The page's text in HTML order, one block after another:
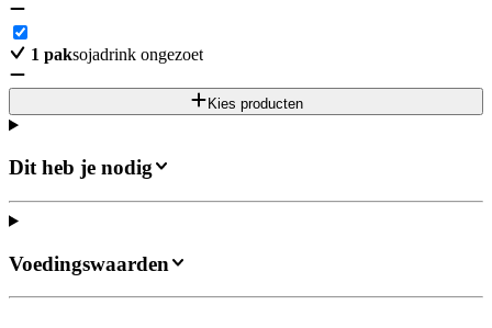
1 paksojadrink ongezoet
Kies producten
Dit heb je nodig
Voedingswaarden